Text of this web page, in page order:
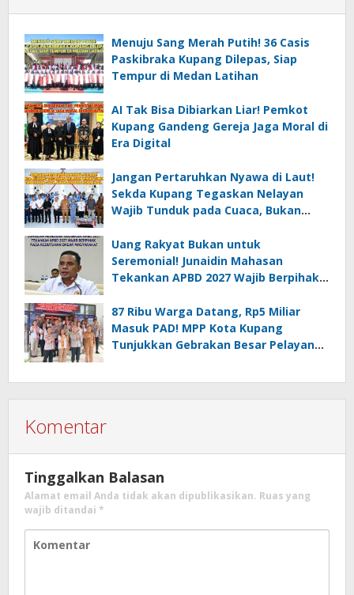
Menuju Sang Merah Putih! 36 Casis
Paskibraka Kupang Dilepas, Siap
Tempur di Medan Latihan
AI Tak Bisa Dibiarkan Liar! Pemkot
Kupang Gandeng Gereja Jaga Moral di
Era Digital
Jangan Pertaruhkan Nyawa di Laut!
Sekda Kupang Tegaskan Nelayan
Wajib Tunduk pada Cuaca, Bukan
Uang Rakyat Bukan untuk
Seremonial! Junaidin Mahasan
Tekankan APBD 2027 Wajib Berpihak
87 Ribu Warga Datang, Rp5 Miliar
Masuk PAD! MPP Kota Kupang
Tunjukkan Gebrakan Besar Pelayanan
Komentar
Tinggalkan Balasan
Alamat email Anda tidak akan dipublikasikan. Ruas yang
wajib ditandai *